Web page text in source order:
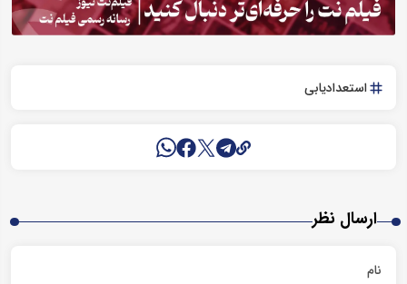
استعدادیابی
ارسال نظر
نام